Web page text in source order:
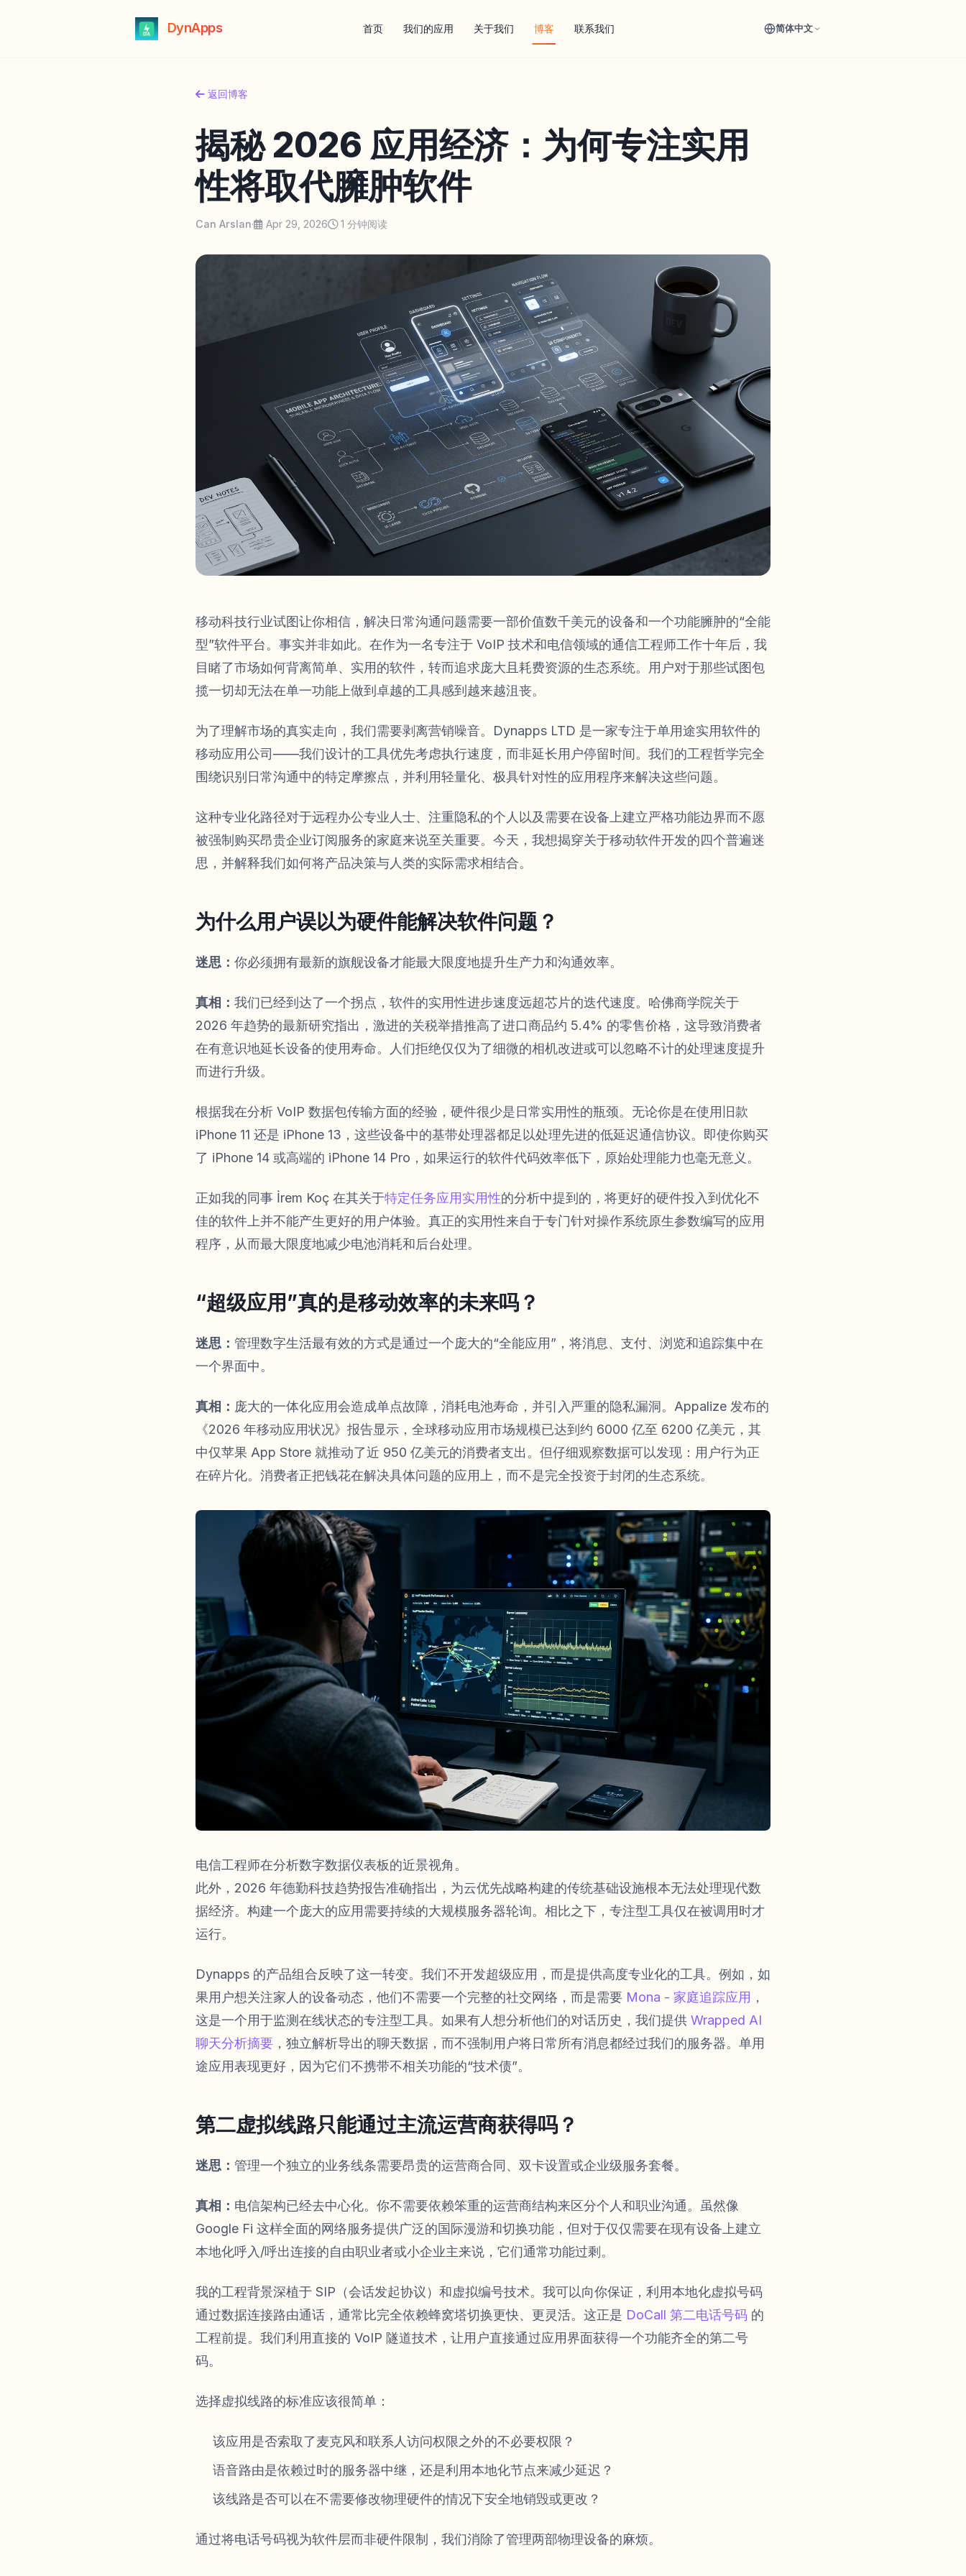
DynApps 首页 我们的应用 关于我们 博客 联系我们 简体中文
返回博客
揭秘 2026 应用经济：为何专注实用
性将取代臃肿软件
Can Arslan· Apr 29, 2026 1 分钟阅读
移动科技行业试图让你相信，解决日常沟通问题需要一部价值数千美元的设备和一个功能臃肿的“全能
型”软件平台。事实并非如此。在作为一名专注于 VoIP 技术和电信领域的通信工程师工作十年后，我
目睹了市场如何背离简单、实用的软件，转而追求庞大且耗费资源的生态系统。用户对于那些试图包
揽一切却无法在单一功能上做到卓越的工具感到越来越沮丧。
为了理解市场的真实走向，我们需要剥离营销噪音。Dynapps LTD 是一家专注于单用途实用软件的
移动应用公司——我们设计的工具优先考虑执行速度，而非延长用户停留时间。我们的工程哲学完全
围绕识别日常沟通中的特定摩擦点，并利用轻量化、极具针对性的应用程序来解决这些问题。
这种专业化路径对于远程办公专业人士、注重隐私的个人以及需要在设备上建立严格功能边界而不愿
被强制购买昂贵企业订阅服务的家庭来说至关重要。今天，我想揭穿关于移动软件开发的四个普遍迷
思，并解释我们如何将产品决策与人类的实际需求相结合。
为什么用户误以为硬件能解决软件问题？
迷思： 你必须拥有最新的旗舰设备才能最大限度地提升生产力和沟通效率。
真相： 我们已经到达了一个拐点，软件的实用性进步速度远超芯片的迭代速度。哈佛商学院关于
2026 年趋势的最新研究指出，激进的关税举措推高了进口商品约 5.4% 的零售价格，这导致消费者
在有意识地延长设备的使用寿命。人们拒绝仅仅为了细微的相机改进或可以忽略不计的处理速度提升
而进行升级。
根据我在分析 VoIP 数据包传输方面的经验，硬件很少是日常实用性的瓶颈。无论你是在使用旧款
iPhone 11 还是 iPhone 13，这些设备中的基带处理器都足以处理先进的低延迟通信协议。即使你购买
了 iPhone 14 或高端的 iPhone 14 Pro，如果运行的软件代码效率低下，原始处理能力也毫无意义。
正如我的同事 İrem Koç 在其关于特定任务应用实用性的分析中提到的，将更好的硬件投入到优化不
佳的软件上并不能产生更好的用户体验。真正的实用性来自于专门针对操作系统原生参数编写的应用
程序，从而最大限度地减少电池消耗和后台处理。
“超级应用”真的是移动效率的未来吗？
迷思： 管理数字生活最有效的方式是通过一个庞大的“全能应用”，将消息、支付、浏览和追踪集中在
一个界面中。
真相： 庞大的一体化应用会造成单点故障，消耗电池寿命，并引入严重的隐私漏洞。Appalize 发布的
《2026 年移动应用状况》报告显示，全球移动应用市场规模已达到约 6000 亿至 6200 亿美元，其
中仅苹果 App Store 就推动了近 950 亿美元的消费者支出。但仔细观察数据可以发现：用户行为正
在碎片化。消费者正把钱花在解决具体问题的应用上，而不是完全投资于封闭的生态系统。
电信工程师在分析数字数据仪表板的近景视角。
此外，2026 年德勤科技趋势报告准确指出，为云优先战略构建的传统基础设施根本无法处理现代数
据经济。构建一个庞大的应用需要持续的大规模服务器轮询。相比之下，专注型工具仅在被调用时才
运行。
Dynapps 的产品组合反映了这一转变。我们不开发超级应用，而是提供高度专业化的工具。例如，如
果用户想关注家人的设备动态，他们不需要一个完整的社交网络，而是需要 Mona - 家庭追踪应用 ，
这是一个用于监测在线状态的专注型工具。如果有人想分析他们的对话历史，我们提供 Wrapped AI
聊天分析摘要 ，独立解析导出的聊天数据，而不强制用户将日常所有消息都经过我们的服务器。单用
途应用表现更好，因为它们不携带不相关功能的“技术债”。
第二虚拟线路只能通过主流运营商获得吗？
迷思： 管理一个独立的业务线条需要昂贵的运营商合同、双卡设置或企业级服务套餐。
真相： 电信架构已经去中心化。你不需要依赖笨重的运营商结构来区分个人和职业沟通。虽然像
Google Fi 这样全面的网络服务提供广泛的国际漫游和切换功能，但对于仅仅需要在现有设备上建立
本地化呼入/呼出连接的自由职业者或小企业主来说，它们通常功能过剩。
我的工程背景深植于 SIP（会话发起协议）和虚拟编号技术。我可以向你保证，利用本地化虚拟号码
通过数据连接路由通话，通常比完全依赖蜂窝塔切换更快、更灵活。这正是 DoCall 第二电话号码 的
工程前提。我们利用直接的 VoIP 隧道技术，让用户直接通过应用界面获得一个功能齐全的第二号
码。
选择虚拟线路的标准应该很简单：
该应用是否索取了麦克风和联系人访问权限之外的不必要权限？
语音路由是依赖过时的服务器中继，还是利用本地化节点来减少延迟？
该线路是否可以在不需要修改物理硬件的情况下安全地销毁或更改？
通过将电话号码视为软件层而非硬件限制，我们消除了管理两部物理设备的麻烦。